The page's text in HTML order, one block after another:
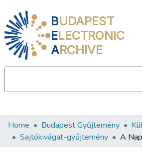
BUDAPEST
ELECTRONIC
ARCHIVE
Communities & Collections
Home Budapest Gyűjtemény
Sajtókivágat-gyűjtemény
A